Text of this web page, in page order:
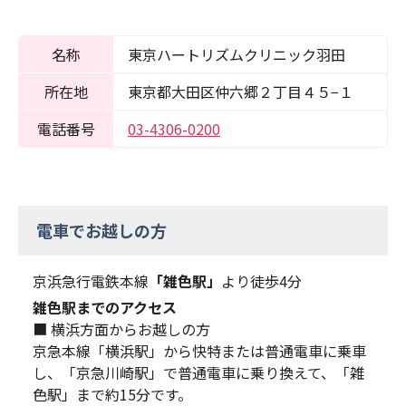
名称
東京ハートリズムクリニック羽田
所在地
東京都大田区仲六郷２丁目４５−１
電話番号
03-4306-0200
電車でお越しの方
京浜急行電鉄本線 「雑色駅」 より徒歩4分
雑色駅までのアクセス
■ 横浜方面からお越しの方
京急本線「横浜駅」から快特または普通電車に乗車
し、「京急川崎駅」で普通電車に乗り換えて、「雑
色駅」まで約15分です。